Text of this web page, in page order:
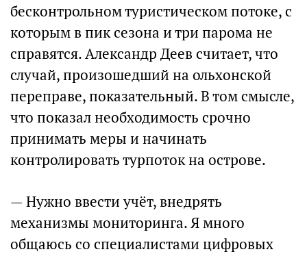
бесконтрольном туристическом потоке, с
которым в пик сезона и три парома не
справятся. Александр Деев считает, что
случай, произошедший на ольхонской
переправе, показательный. В том смысле,
что показал необходимость срочно
принимать меры и начинать
контролировать турпоток на острове.
— Нужно ввести учёт, внедрять
механизмы мониторинга. Я много
общаюсь со специалистами цифровых